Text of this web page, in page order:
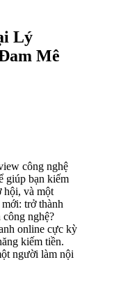
Lý
Mê
công nghệ
giúp bạn kiếm
hội, và một
trở thành
nghệ?
online cực kỳ
kiếm tiền.
người làm nội